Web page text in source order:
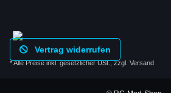
Vertrag widerrufen
* Alle Preise inkl. gesetzlicher USt., zzgl. Versand